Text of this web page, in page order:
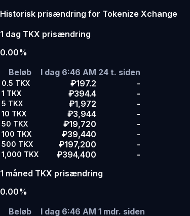
Historisk prisændring for Tokenize Xchange
1 dag TKX prisændring
0.00%
Beløb
I dag 6:46 AM 24 t. siden
0.5 TKX ₽197.2 -
1 TKX ₽394.4 -
5 TKX ₽1,972 -
10 TKX ₽3,944 -
50 TKX ₽19,720 -
100 TKX ₽39,440 -
500 TKX ₽197,200 -
1,000 TKX ₽394,400
-
1 måned TKX prisændring
0.00%
Beløb
I dag 6:46 AM 1 mdr. siden